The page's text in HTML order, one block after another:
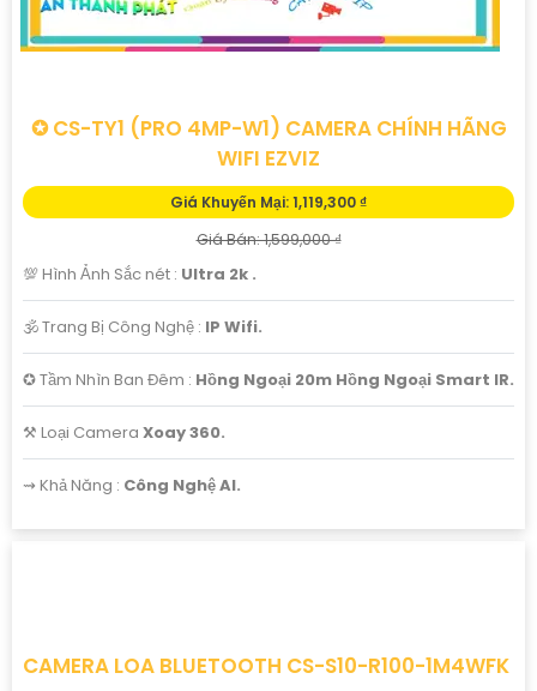
✪ CS-TY1 (PRO 4MP-W1) CAMERA CHÍNH HÃNG
WIFI EZVIZ
Giá Khuyến Mại: 1,119,300 ₫
Giá Bán: 1,599,000 ₫
💯 Hình Ảnh Sắc nét : Ultra 2k .
🕉️ Trang Bị Công Nghệ : IP Wifi.
✪ Tầm Nhìn Ban Đêm : Hồng Ngoại 20m Hồng Ngoại Smart IR.
⚒ Loại Camera Xoay 360.
️⇝ Khả Năng : Công Nghệ AI.